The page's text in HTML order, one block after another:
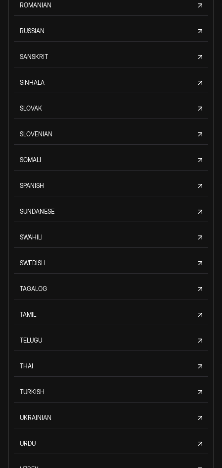
ROMANIAN
RUSSIAN
SANSKRIT
SINHALA
SLOVAK
SLOVENIAN
SOMALI
SPANISH
SUNDANESE
SWAHILI
SWEDISH
TAGALOG
TAMIL
TELUGU
THAI
TURKISH
UKRAINIAN
URDU